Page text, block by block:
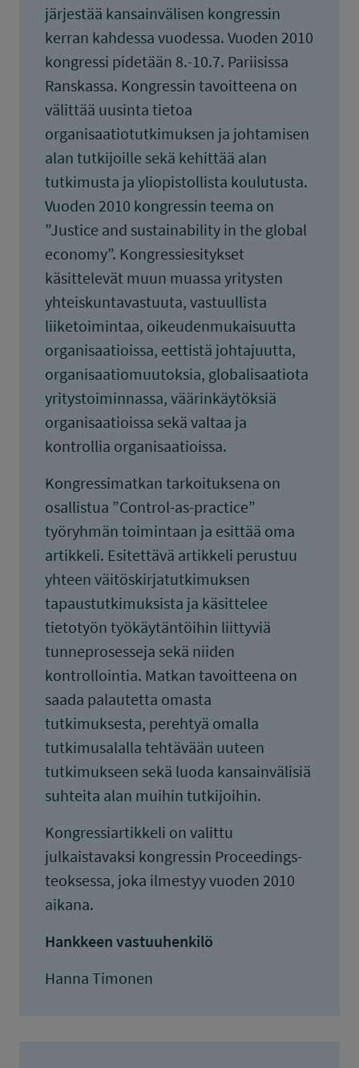
järjestää kansainvälisen kongressin
kerran kahdessa vuodessa. Vuoden 2010
kongressi pidetään 8.-10.7. Pariisissa
Ranskassa. Kongressin tavoitteena on
välittää uusinta tietoa
organisaatiotutkimuksen ja johtamisen
alan tutkijoille sekä kehittää alan
tutkimusta ja yliopistollista koulutusta.
Vuoden 2010 kongressin teema on
”Justice and sustainability in the global
economy”. Kongressiesitykset
käsittelevät muun muassa yritysten
yhteiskuntavastuuta, vastuullista
liiketoimintaa, oikeudenmukaisuutta
organisaatioissa, eettistä johtajuutta,
organisaatiomuutoksia, globalisaatiota
yritystoiminnassa, väärinkäytöksiä
organisaatioissa sekä valtaa ja
kontrollia organisaatioissa.
Kongressimatkan tarkoituksena on
osallistua ”Control-as-practice”
työryhmän toimintaan ja esittää oma
artikkeli. Esitettävä artikkeli perustuu
yhteen väitöskirjatutkimuksen
tapaustutkimuksista ja käsittelee
tietotyön työkäytäntöihin liittyviä
tunneprosesseja sekä niiden
kontrollointia. Matkan tavoitteena on
saada palautetta omasta
tutkimuksesta, perehtyä omalla
tutkimusalalla tehtävään uuteen
tutkimukseen sekä luoda kansainvälisiä
suhteita alan muihin tutkijoihin.
Kongressiartikkeli on valittu
julkaistavaksi kongressin Proceedings-
teoksessa, joka ilmestyy vuoden 2010
aikana.
Hankkeen vastuuhenkilö
Hanna Timonen